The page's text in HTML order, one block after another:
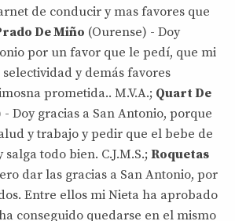
de conducir y mas favores que
De Miño (Ourense) - Doy
por un favor que le pedí, que mi
y demás favores
prometida.. M.V.A.; Quart De
- Doy gracias a San Antonio, porque
y trabajo y pedir que el bebe de
todo bien. C.J.M.S.; Roquetas
dar las gracias a San Antonio, por
Entre ellos mi Nieta ha aprobado
conseguido quedarse en el mismo